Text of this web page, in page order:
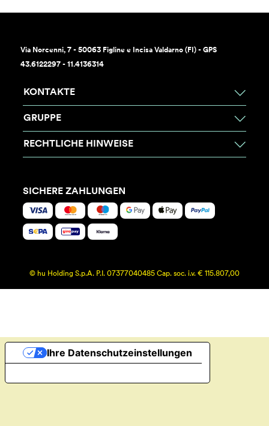
Via Norcenni, 7 - 50063 Figline e Incisa Valdarno (FI) - GPS
43.6122297 - 11.4136314
KONTAKTE
GRUPPE
RECHTLICHE HINWEISE
SICHERE ZAHLUNGEN
© hu Holding S.p.A. P.I. 07377040485 Cap. soc. i.v. € 115.807,00
Ihre Datenschutzeinstellungen